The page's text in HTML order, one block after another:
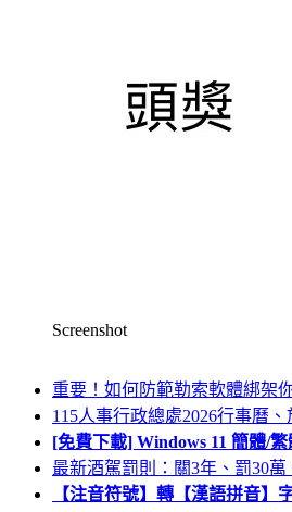
Screenshot
重要！如何防範勒索軟體綁架
115人事行政總處2026行事曆、
[免費下載] Windows 11 簡體/
最新酒駕罰則：關3年、罰30
【注音符號】轉【漢語拼音】